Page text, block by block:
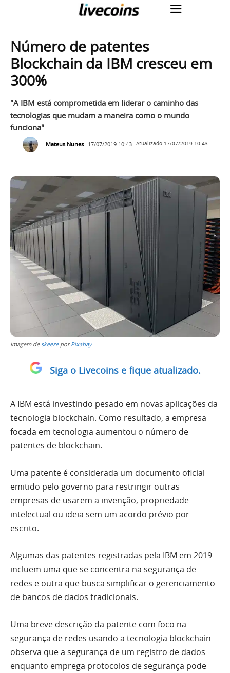
Número de patentes
Blockchain da IBM cresceu em
300%
"A IBM está comprometida em liderar o caminho das
tecnologias que mudam a maneira como o mundo
funciona"
Mateus Nunes 17/07/2019 10:43 Atualizado 17/07/2019 10:43
Imagem de skeezeporPixabay
Siga o Livecoins e fique atualizado.
A IBM está investindo pesado em novas aplicações da
tecnologia blockchain. Como resultado, a empresa
focada em tecnologia aumentou o número de
patentes de blockchain.
Uma patente é considerada um documento oficial
emitido pelo governo para restringir outras
empresas de usarem a invenção, propriedade
intelectual ou ideia sem um acordo prévio por
escrito.
Algumas das patentes registradas pela IBM em 2019
incluem uma que se concentra na segurança de
redes e outra que busca simplificar o gerenciamento
de bancos de dados tradicionais.
Uma breve descrição da patente com foco na
segurança de redes usando a tecnologia blockchain
observa que a segurança de um registro de dados
enquanto emprega protocolos de segurança pode